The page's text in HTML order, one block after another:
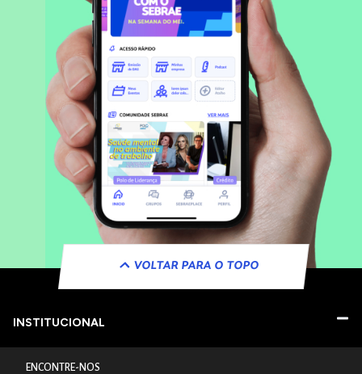
VOLTAR PARA O TOPO
INSTITUCIONAL
ENCONTRE-NOS